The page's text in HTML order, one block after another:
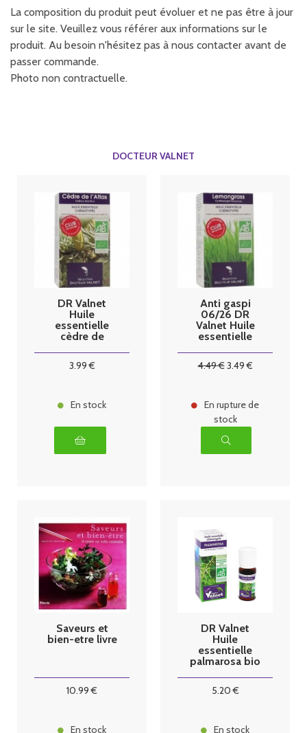
La composition du produit peut évoluer et ne pas être à jour
sur le site. Veuillez vous référer aux informations sur le
produit. Au besoin n'hésitez pas à nous contacter avant de
passer commande.
Photo non contractuelle.
DOCTEUR VALNET
DR Valnet
Huile
essentielle
cèdre de
3.99€
En stock
Anti gaspi
06/26 DR
Valnet Huile
essentielle
4.49€3.49€
En rupture de
stock
Saveurs et
bien-etre livre
10.99 €
En stock
DR Valnet
Huile
essentielle
palmarosa bio
5.20€
En stock